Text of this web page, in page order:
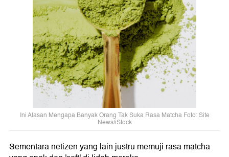
Ini Alasan Mengapa Banyak Orang Tak Suka Rasa Matcha Foto: Site
News/iStock
Sementara netizen yang lain justru memuji rasa matcha